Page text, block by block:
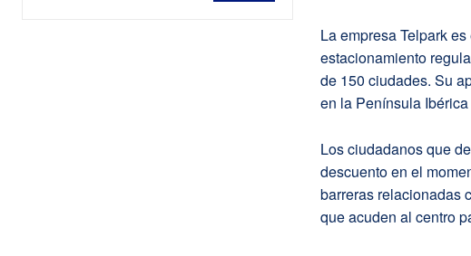
La empresa Telpark
estacionamiento
de 150 ciudades. Su
en la Península
Los ciudadanos que
descuento en el
barreras relacionadas
que acuden al centro